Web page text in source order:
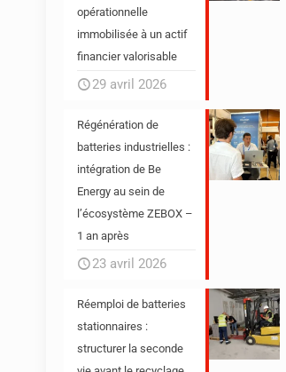
opérationnelle
immobilisée à un actif
financier valorisable
29 avril 2026
Régénération de
batteries industrielles :
intégration de Be
Energy au sein de
l’écosystème ZEBOX –
1 an après
23 avril 2026
Réemploi de batteries
stationnaires :
structurer la seconde